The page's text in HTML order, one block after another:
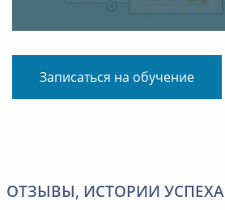
Записаться на обучение
ОТЗЫВЫ, ИСТОРИИ УСПЕХА